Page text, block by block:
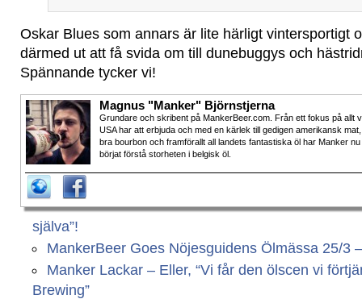
Oskar Blues som annars är lite härligt vintersportigt
därmed ut att få svida om till dunebuggys och
Spännande tycker vi!
Magnus "Manker" Björnstjerna
Grundare och skribent på MankerBeer.com. Från ett fokus på allt
USA har att erbjuda och med en kärlek till gedigen amerikansk mat,
bra bourbon och framförallt all landets fantastiska öl har Manker nu
börjat förstå storheten i belgisk öl.
själva”!
MankerBeer Goes Nöjesguidens Ölmässa 25/3
Manker Lackar – Eller, “Vi får den ölscen vi
Brewing”